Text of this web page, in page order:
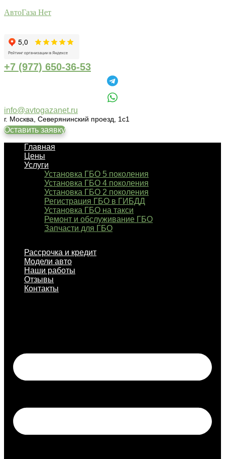
АвтоГаза Нет
+7 (977) 650-36-53
info@avtogazanet.ru
г. Москва, Северянинский проезд, 1с1
Оставить заявку
Главная
Цены
Услуги
Установка ГБО 5 поколения
Установка ГБО 4 поколения
Установка ГБО 2 поколения
Регистрация ГБО в ГИБДД
Установка ГБО на такси
Ремонт и обслуживание ГБО
Запчасти для ГБО
Рассрочка и кредит
Модели авто
Наши работы
Отзывы
Контакты